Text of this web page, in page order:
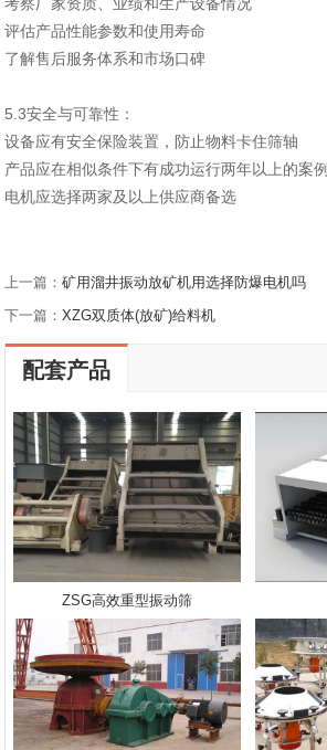
评估产品性能参数和使用寿命
了解售后服务体系和市场口碑
‌5.3安全与可靠性‌：
设备应有安全保险装置，防止物料卡住筛轴
产品应在相似条件下有成功运行两年以上的案例
电机应选择两家及以上供应商备选
上一篇：矿用溜井振动放矿机用选择防爆电机吗
下一篇：XZG双质体(放矿)给料机
配套产品
ZSG高效重型振动筛